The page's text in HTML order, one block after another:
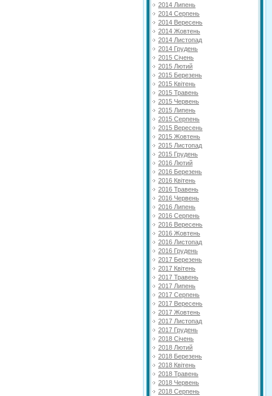
2014 Липень
2014 Серпень
2014 Вересень
2014 Жовтень
2014 Листопад
2014 Грудень
2015 Січень
2015 Лютий
2015 Березень
2015 Квітень
2015 Травень
2015 Червень
2015 Липень
2015 Серпень
2015 Вересень
2015 Жовтень
2015 Листопад
2015 Грудень
2016 Лютий
2016 Березень
2016 Квітень
2016 Травень
2016 Червень
2016 Липень
2016 Серпень
2016 Вересень
2016 Жовтень
2016 Листопад
2016 Грудень
2017 Березень
2017 Квітень
2017 Травень
2017 Липень
2017 Серпень
2017 Вересень
2017 Жовтень
2017 Листопад
2017 Грудень
2018 Січень
2018 Лютий
2018 Березень
2018 Квітень
2018 Травень
2018 Червень
2018 Серпень